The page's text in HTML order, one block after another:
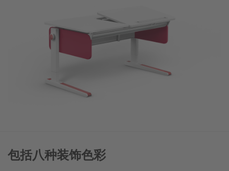
包括八种装饰色彩